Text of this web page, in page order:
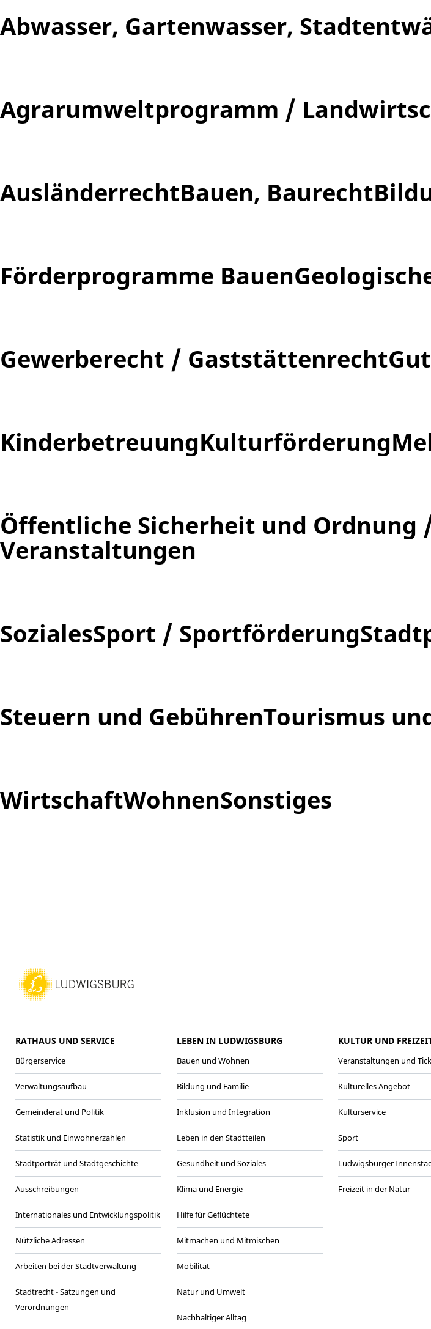
Abwasser, Gartenwasser,
Agrarumweltprogramm /
AusländerrechtBauen, Baurecht
Förderprogramme Bauen
Gewerberecht / Gaststättenrecht
KinderbetreuungKulturförderung
Öffentliche Sicherheit und Ordnung
Veranstaltungen
SozialesSport / Sportförderung
Steuern und GebührenTourismus
WirtschaftWohnenSonstiges
RATHAUS UND SERVICE
Bürgerservice
Verwaltungsaufbau
Gemeinderat und Politik
Statistik und Einwohnerzahlen
Stadtporträt und Stadtgeschichte
Ausschreibungen
Internationales und Entwicklungspolitik
Nützliche Adressen
Arbeiten bei der Stadtverwaltung
Stadtrecht - Satzungen und
Verordnungen
LEBEN IN LUDWIGSBURG
Bauen und Wohnen
Bildung und Familie
Inklusion und Integration
Leben in den Stadtteilen
Gesundheit und Soziales
Klima und Energie
Hilfe für Geflüchtete
Mitmachen und Mitmischen
Mobilität
Natur und Umwelt
Nachhaltiger Alltag
KULTUR UND
Veranstaltungen und
Kulturelles Angebot
Kulturservice
Sport
Ludwigsburger
Freizeit in der Natur